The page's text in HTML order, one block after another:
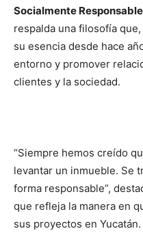
Socialmente Responsable
respalda una filosofía
su esencia desde hace
entorno y promover
clientes y la sociedad.
“Siempre hemos creído
levantar un inmueble. Se
forma responsable”,
que refleja la manera en
sus proyectos en Yucatán.